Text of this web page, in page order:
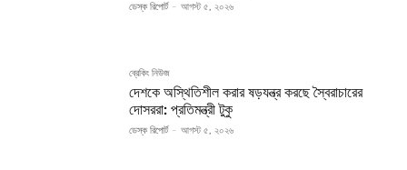
ডেস্ক রিপোর্ট - আগস্ট ৫, ২০২৬
ব্রেকিং নিউজ
দেশকে অস্থিতিশীল করার ষড়যন্ত্র করছে স্বৈরাচারের
দোসররা: প্রতিমন্ত্রী টুকু
ডেস্ক রিপোর্ট - আগস্ট ৫, ২০২৬